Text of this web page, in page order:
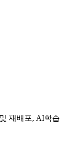
재배포, AI학습